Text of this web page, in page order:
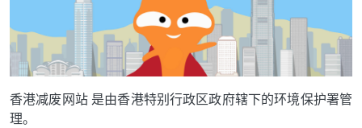
香港减废网站 是由香港特别行政区政府辖下的环境保护署管
理。